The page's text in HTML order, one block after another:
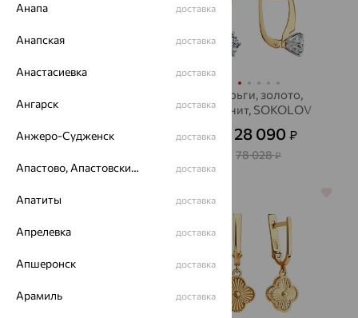
сапфир, Alexandra Gr
от 49 387
Серьги, золото,
фианит, SOKOLOV
28 090 ₽
78 028₽
Анапа доставка
Анапская доставка
Анастасиевка доставка
Ангарск доставка
Анжеро-Судженск доставка
Апастово, Апастовский район доставка
Апатиты доставка
Апрелевка доставка
Апшеронск доставка
Арамиль доставка